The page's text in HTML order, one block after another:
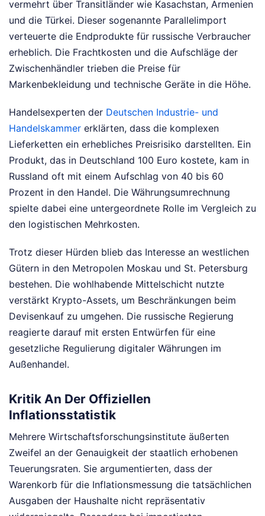
vermehrt über Transitländer wie Kasachstan, Armenien
und die Türkei. Dieser sogenannte Parallelimport
verteuerte die Endprodukte für russische Verbraucher
erheblich. Die Frachtkosten und die Aufschläge der
Zwischenhändler trieben die Preise für
Markenbekleidung und technische Geräte in die Höhe.
Handelsexperten der Deutschen Industrie- und
Handelskammer erklärten, dass die komplexen
Lieferketten ein erhebliches Preisrisiko darstellten. Ein
Produkt, das in Deutschland 100 Euro kostete, kam in
Russland oft mit einem Aufschlag von 40 bis 60
Prozent in den Handel. Die Währungsumrechnung
spielte dabei eine untergeordnete Rolle im Vergleich zu
den logistischen Mehrkosten.
Trotz dieser Hürden blieb das Interesse an westlichen
Gütern in den Metropolen Moskau und St. Petersburg
bestehen. Die wohlhabende Mittelschicht nutzte
verstärkt Krypto-Assets, um Beschränkungen beim
Devisenkauf zu umgehen. Die russische Regierung
reagierte darauf mit ersten Entwürfen für eine
gesetzliche Regulierung digitaler Währungen im
Außenhandel.
Kritik An Der Offiziellen
Inflationsstatistik
Mehrere Wirtschaftsforschungsinstitute äußerten
Zweifel an der Genauigkeit der staatlich erhobenen
Teuerungsraten. Sie argumentierten, dass der
Warenkorb für die Inflationsmessung die tatsächlichen
Ausgaben der Haushalte nicht repräsentativ